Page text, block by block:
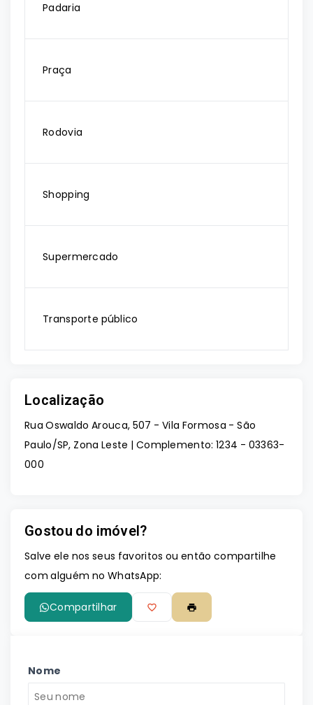
Padaria
Praça
Rodovia
Shopping
Supermercado
Transporte público
Localização
Rua Oswaldo Arouca, 507 - Vila Formosa - São
Paulo/SP, Zona Leste | Complemento: 1234 - 03363-
000
Gostou do imóvel?
Salve ele nos seus favoritos ou então compartilhe
com alguém no WhatsApp:
Compartilhar
Nome